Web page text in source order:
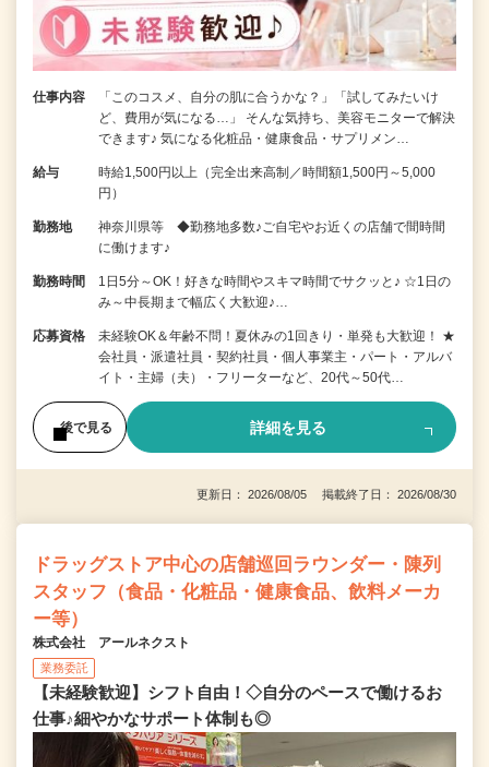
仕事内容
「このコスメ、自分の肌に合うかな？」「試してみたいけ
ど、費用が気になる…」 そんな気持ち、美容モニターで解決
できます♪ 気になる化粧品・健康食品・サプリメン…
給与
時給1,500円以上（完全出来高制／時間額1,500円～5,000
円）
勤務地
神奈川県等 ◆勤務地多数♪ご自宅やお近くの店舗で間時間
に働けます♪
勤務時間
1日5分～OK！好きな時間やスキマ時間でサクッと♪ ☆1日の
み～中長期まで幅広く大歓迎♪…
応募資格
未経験OK＆年齢不問！夏休みの1回きり・単発も大歓迎！ ★
会社員・派遣社員・契約社員・個人事業主・パート・アルバ
イト・主婦（夫）・フリーターなど、20代～50代…
後で見る 詳細を見る
更新日： 2026/08/05 掲載終了日： 2026/08/30
ドラッグストア中心の店舗巡回ラウンダー・陳列
スタッフ（食品・化粧品・健康食品、飲料メーカ
ー等）
株式会社 アールネクスト
業務委託
【未経験歓迎】シフト自由！◇自分のペースで働けるお
仕事♪細やかなサポート体制も◎